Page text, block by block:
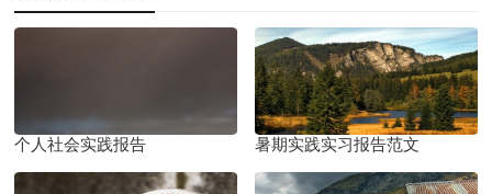
个人社会实践报告 暑期实践实习报告范文